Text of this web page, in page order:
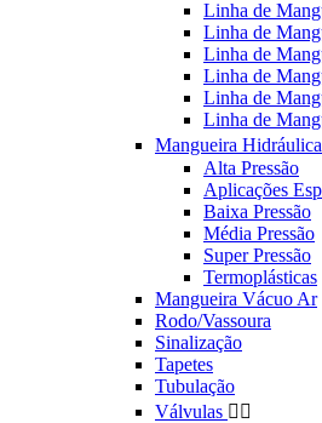
Linha de
Linha de
Linha de
Linha de
Linha de
Linha de
Mangueira Hidráulica
Alta Pressão
Aplicações
Baixa Pressão
Média Pressão
Super Pressão
Termoplásticas
Mangueira Vácuo Ar
Rodo/Vassoura
Sinalização
Tapetes
Tubulação
Válvulas  